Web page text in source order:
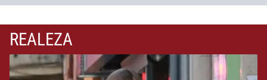
REALEZA